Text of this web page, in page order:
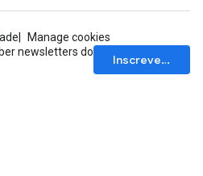
Manage cookies
newsletters do
Inscrever-se